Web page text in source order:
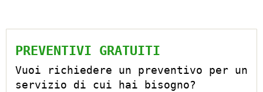
PREVENTIVI GRATUITI
Vuoi richiedere un preventivo per un
servizio di cui hai bisogno?